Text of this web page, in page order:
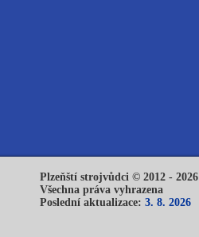
Plzeňští strojvůdci © 2012 - 2026
Všechna práva vyhrazena
Poslední aktualizace: 3. 8. 2026